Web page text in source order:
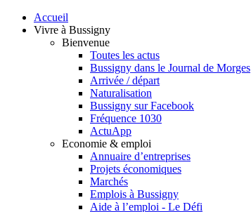
Accueil
Vivre à Bussigny
Bienvenue
Toutes les actus
Bussigny dans le Journal de Morges
Arrivée / départ
Naturalisation
Bussigny sur Facebook
Fréquence 1030
ActuApp
Economie & emploi
Annuaire d’entreprises
Projets économiques
Marchés
Emplois à Bussigny
Aide à l’emploi - Le Défi